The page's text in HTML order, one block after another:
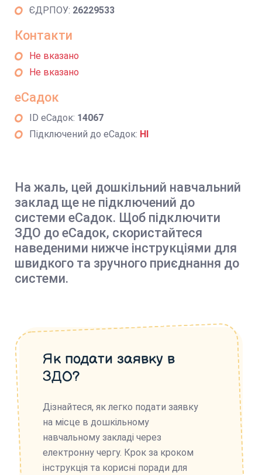
ЄДРПОУ: 26229533
Контакти
Не вказано
Не вказано
еСадок
ID еСадок: 14067
Підключений до еСадок: НІ
На жаль, цей дошкільний навчальний
заклад ще не підключений до
системи еСадок. Щоб підключити
ЗДО до еСадок, скористайтеся
наведеними нижче інструкціями для
швидкого та зручного приєднання до
системи.
Як подати заявку в
ЗДО?
Дізнайтеся, як легко подати заявку
на місце в дошкільному
навчальному закладі через
електронну чергу. Крок за кроком
інструкція та корисні поради для